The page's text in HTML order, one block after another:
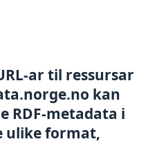
ar til ressursar
kan
RDF-metadata i
ulike format,